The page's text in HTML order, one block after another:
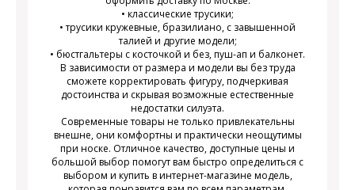
• классические трусики;
• трусики кружевные, бразилиано, с завышенной
талией и другие модели;
• бюстгальтеры с косточкой и без, пуш-ап и балконет.
В зависимости от размера и модели вы без труда
сможете корректировать фигуру, подчеркивая
достоинства и скрывая возможные естественные
недостатки силуэта.
Современные товары не только привлекательны
внешне, они комфортны и практически неощутимы
при носке. Отличное качество, доступные цены и
большой выбор помогут вам быстро определиться с
выбором и купить в интернет-магазине модель,